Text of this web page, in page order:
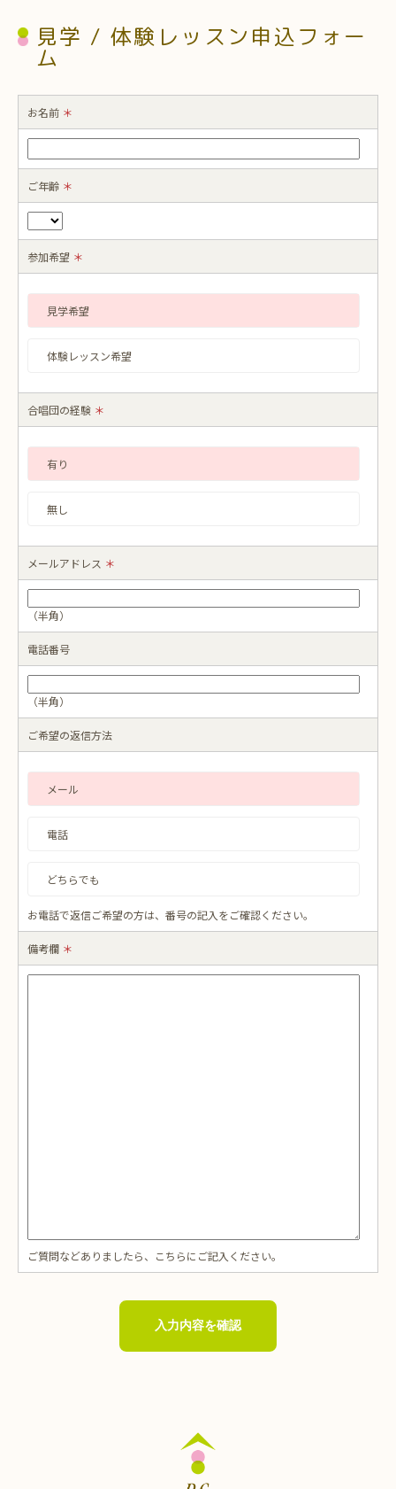
見学 / 体験レッスン申込フォー
ム
お名前 ＊
ご年齢 ＊
参加希望 ＊
見学希望
体験レッスン希望
合唱団の経験 ＊
有り
無し
メールアドレス ＊
（半角）
電話番号
（半角）
ご希望の返信方法
メール
電話
どちらでも
お電話で返信ご希望の方は、番号の記入をご確認ください。
備考欄 ＊
ご質問などありましたら、こちらにご記入ください。